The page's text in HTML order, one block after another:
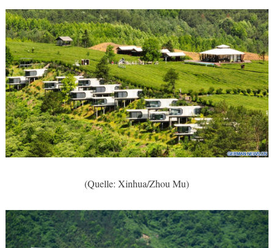
(Quelle: Xinhua/Zhou Mu)